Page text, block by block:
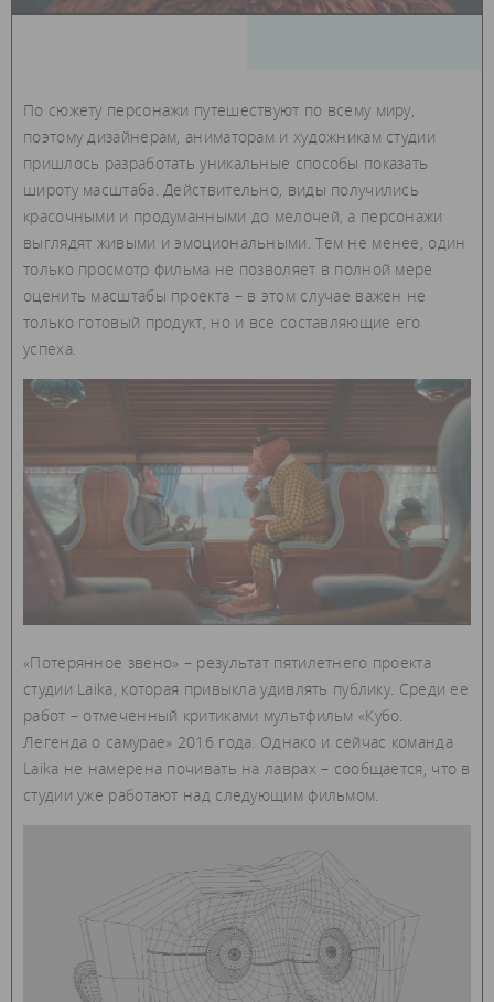
По сюжету персонажи путешествуют по всему миру,
поэтому дизайнерам, аниматорам и художникам студии
пришлось разработать уникальные способы показать
широту масштаба. Действительно, виды получились
красочными и продуманными до мелочей, а персонажи
выглядят живыми и эмоциональными. Тем не менее, один
только просмотр фильма не позволяет в полной мере
оценить масштабы проекта – в этом случае важен не
только готовый продукт, но и все составляющие его
успеха.
«Потерянное звено» – результат пятилетнего проекта
студии Laika, которая привыкла удивлять публику. Среди ее
работ – отмеченный критиками мультфильм «Кубо.
Легенда о самурае» 2016 года. Однако и сейчас команда
Laika не намерена почивать на лаврах – сообщается, что в
студии уже работают над следующим фильмом.